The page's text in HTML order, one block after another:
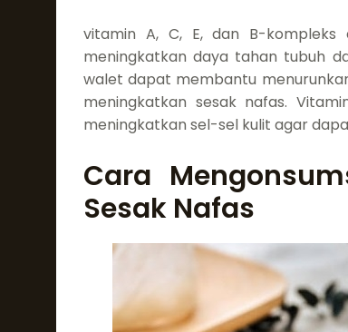
vitamin A, C, E, dan B-
meningkatkan daya tahan tubuh
walet dapat membantu
meningkatkan sesak nafas.
meningkatkan sel-sel kulit agar
Cara
Sesak Nafas